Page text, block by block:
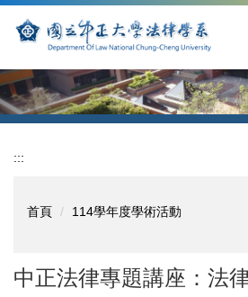
到
要
內
容
區
:::
首頁 114學年度學術活動
中正法律專題講座：法